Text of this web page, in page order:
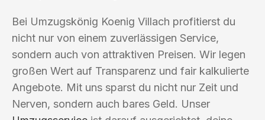
Bei Umzugskönig Koenig Villach profitierst du
nicht nur von einem zuverlässigen Service,
sondern auch von attraktiven Preisen. Wir legen
großen Wert auf Transparenz und fair kalkulierte
Angebote. Mit uns sparst du nicht nur Zeit und
Nerven, sondern auch bares Geld. Unser